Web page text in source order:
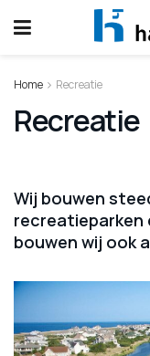
Home Recreatie
Recreatie
Wij bouwen
recreatieparken
bouwen wij ook